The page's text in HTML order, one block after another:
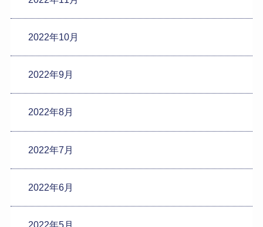
2022年10月
2022年9月
2022年8月
2022年7月
2022年6月
2022年5月